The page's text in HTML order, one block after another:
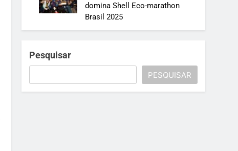
domina Shell Eco-marathon
Brasil 2025
Pesquisar
PESQUISAR